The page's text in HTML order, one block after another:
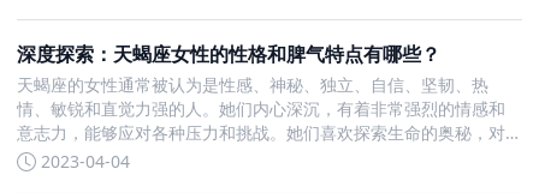
深度探索：天蝎座女性的性格和脾气特点有哪些？
天蝎座的女性通常被认为是性感、神秘、独立、自信、坚韧、热
情、敏锐和直觉力强的人。她们内心深沉，有着非常强烈的情感和
意志力，能够应对各种压力和挑战。她们喜欢探索生命的奥秘，对
真实、深刻和充满意义的事物感到着迷。尽管她们不喜欢暴露自己
2023-04-04